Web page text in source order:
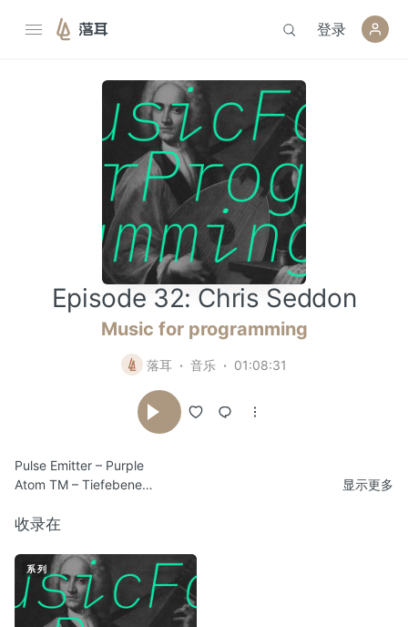
落耳 登录
Episode 32: Chris Seddon
Music for programming
落耳 音乐 01:08:31
Pulse Emitter – Purple
Atom TM – Tiefebene
154 – Abrighterday
Cluster – Imtrerion
John Beltran – Snowdrifts
Andrew Liles – The Dream Of The One Legged Woman
Global Communication – 4:02
显示更多
收录在
系列